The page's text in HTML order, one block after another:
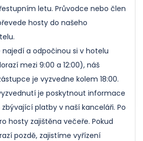
letu. Průvodce nebo člen
hosty do našeho
a odpočinou si v hotelu
mezi 9:00 a 12:00), náš
je vyzvedne kolem 18:00.
je poskytnout informace
platby v naší kanceláři. Po
hosty zajištěna večeře. Pokud
pozdě, zajistíme vyřízení